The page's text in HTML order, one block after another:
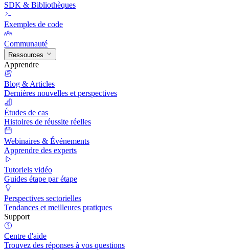
SDK & Bibliothèques
Exemples de code
Communauté
Ressources
Apprendre
Blog & Articles
Dernières nouvelles et perspectives
Études de cas
Histoires de réussite réelles
Webinaires & Événements
Apprendre des experts
Tutoriels vidéo
Guides étape par étape
Perspectives sectorielles
Tendances et meilleures pratiques
Support
Centre d'aide
Trouvez des réponses à vos questions